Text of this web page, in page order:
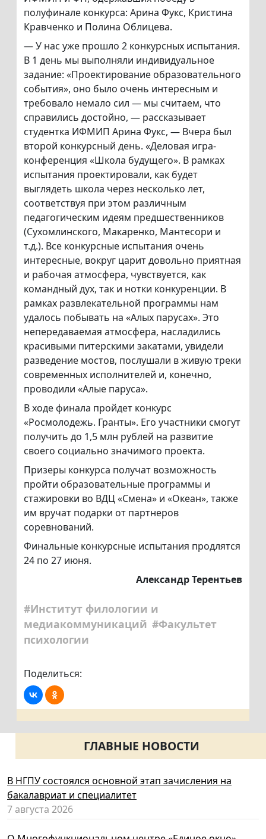
полуфинале конкурса: Арина Фукс, Кристина
Кравченко и Полина Облицева.
— У нас уже прошло 2 конкурсных испытания.
В 1 день мы выполняли индивидуальное
задание: «Проектирование образовательного
события», оно было очень интересным и
требовало немало сил — мы считаем, что
справились достойно, — рассказывает
студентка ИФМИП Арина Фукс, — Вчера был
второй конкурсный день. «Деловая игра-
конференция «Школа будущего». В рамках
испытания проектировали, как будет
выглядеть школа через несколько лет,
соответствуя при этом различным
педагогическим идеям предшественников
(Сухомлинского, Макаренко, Мантесори и
т.д.). Все конкурсные испытания очень
интересные, вокруг царит довольно приятная
и рабочая атмосфера, чувствуется, как
командный дух, так и нотки конкуренции. В
рамках развлекательной программы нам
удалось побывать на «Алых парусах». Это
непередаваемая атмосфера, насладились
красивыми питерскими закатами, увидели
разведение мостов, послушали в живую треки
современных исполнителей и, конечно,
проводили «Алые паруса».
В ходе финала пройдет конкурс
«Росмолодежь. Гранты». Его участники смогут
получить до 1,5 млн рублей на развитие
своего социально значимого проекта.
Призеры конкурса получат возможность
пройти образовательные программы и
стажировки во ВДЦ «Смена» и «Океан», также
им вручат подарки от партнеров
соревнований.
Финальные конкурсные испытания продлятся
24 по 27 июня.
Александр Терентьев
#Институт филологии и
медиакоммуникаций #Факультет
психологии
Поделиться:
ГЛАВНЫЕ НОВОСТИ
В НГПУ состоялся основной этап зачисления на
бакалавриат и специалитет
7 августа 2026